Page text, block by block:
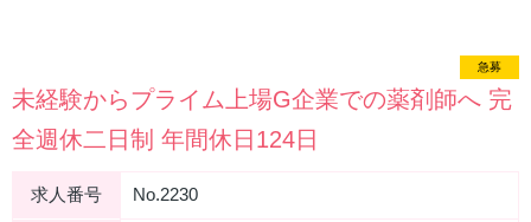
急募
未経験からプライム上場G企業での薬剤師へ 完
全週休二日制 年間休日124日
求人番号 No.2230